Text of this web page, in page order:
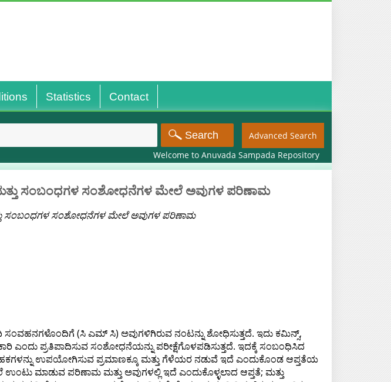
Statistics Contact
Advanced Search
Welcome to Anuvada Sampada Repository
ಸಂಬಂಧಗಳ ಸಂಶೋಧನೆಗಳ ಮೇಲೆ ಅವುಗಳ ಪರಿಣಾಮ
ಸಂಬಂಧಗಳ ಸಂಶೋಧನೆಗಳ ಮೇಲೆ ಅವುಗಳ ಪರಿಣಾಮ
ಸಂವಹನಗಳೊಂದಿಗೆ (ಸಿ ಎಮ್ ಸಿ) ಅವುಗಳಿಗಿರುವ ನಂಟನ್ನು ಶೋಧಿಸುತ್ತದೆ. ಇದು ಕಮಿನ್ಸ್,
ಎಂದು ಪ್ರತಿಪಾದಿಸುವ ಸಂಶೋಧನೆಯನ್ನು ಪರೀಕ್ಷೆಗೊಳಪಡಿಸುತ್ತದೆ. ಇದಕ್ಕೆ ಸಂಬಂಧಿಸಿದ
ಉಪಯೋಗಿಸುವ ಪ್ರಮಾಣಕ್ಕೂ ಮತ್ತು ಗೆಳೆಯರ ನಡುವೆ ಇದೆ ಎಂದುಕೊಂಡ ಆಪ್ತತೆಯ
ಮಾಡುವ ಪರಿಣಾಮ ಮತ್ತು ಅವುಗಳಲ್ಲಿ ಇದೆ ಎಂದುಕೊಳ್ಳಲಾದ ಆಪ್ತತೆ; ಮತ್ತು